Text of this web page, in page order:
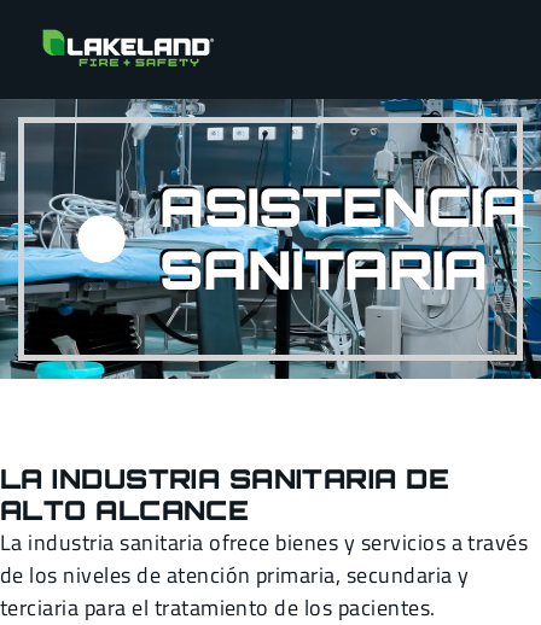
ASISTENCIA
SANITARIA
LA INDUSTRIA SANITARIA DE
ALTO ALCANCE
La industria sanitaria ofrece bienes y servicios a través
de los niveles de atención primaria, secundaria y
terciaria para el tratamiento de los pacientes.